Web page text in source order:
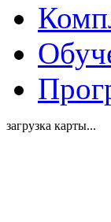
загрузка карты...